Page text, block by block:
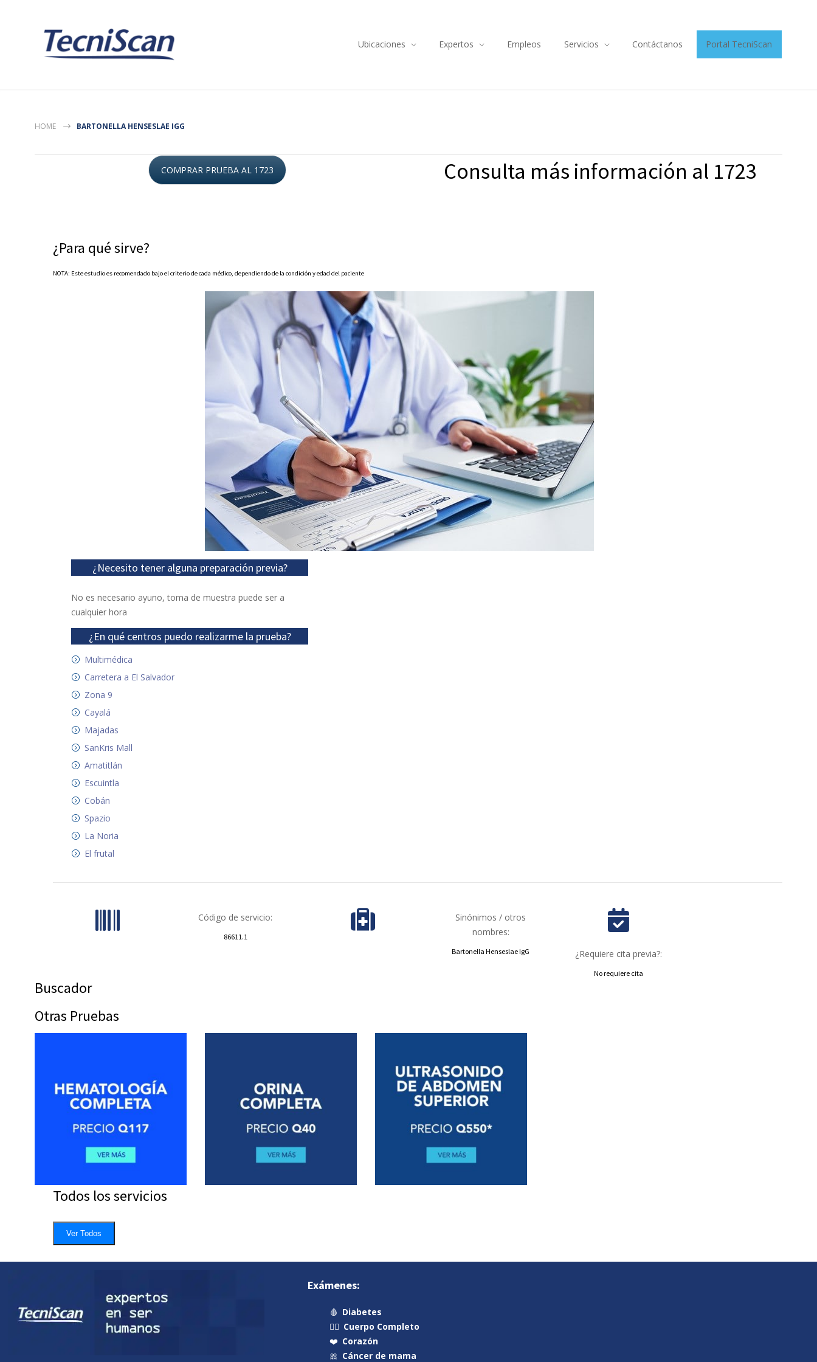
Ubicaciones Expertos Empleos Servicios Contáctanos Portal TecniScan
HOME BARTONELLA HENSESLAE IGG
COMPRAR PRUEBA AL 1723 Consulta más información al 1723
¿Para qué sirve?
NOTA: Este estudio es recomendado bajo el criterio de cada médico, dependiendo de la condición y edad del paciente
¿Necesito tener alguna preparación previa?
No es necesario ayuno, toma de muestra puede ser a
cualquier hora
¿En qué centros puedo realizarme la prueba?
Multimédica
Carretera a El Salvador
Zona 9
Cayalá
Majadas
SanKris Mall
Amatitlán
Escuintla
Cobán
Spazio
La Noria
El frutal
Código de servicio:
86611.1
Sinónimos / otros
nombres:
Bartonella Henseslae IgG ¿Requiere cita previa?:
No requiere cita
Buscador
Otras Pruebas
Todos los servicios
Ver Todos
Exámenes:
🩸 Diabetes
🧍‍♂️ Cuerpo Completo
❤️ Corazón
🎀 Cáncer de mama